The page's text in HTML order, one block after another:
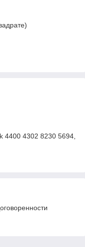
4400 4302 8230 5694,